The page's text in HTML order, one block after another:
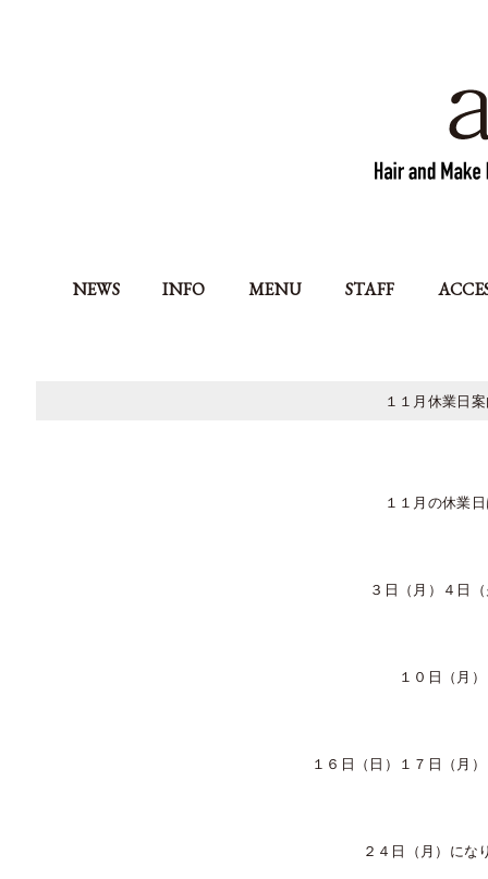
NEWS INFO MENU STAFF
１１月休業日
１１月の休業
３日（月）４日
１０日（月）
１６日（日）１７日（月
２４日（月）にな